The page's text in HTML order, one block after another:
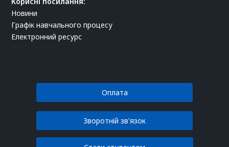
Новини
Графік навчального процесу
Електронний ресурс
Оплата
Зворотній зв'язок